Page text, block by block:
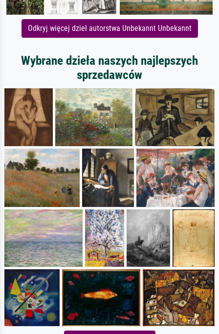
Odkryj więcej dzieł autorstwa Unbekannt Unbekannt
Wybrane dzieła naszych najlepszych
sprzedawców